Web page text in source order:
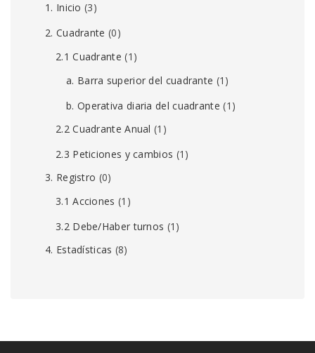
1. Inicio (3)
2. Cuadrante (0)
2.1 Cuadrante (1)
a. Barra superior del cuadrante (1)
b. Operativa diaria del cuadrante (1)
2.2 Cuadrante Anual (1)
2.3 Peticiones y cambios (1)
3. Registro (0)
3.1 Acciones (1)
3.2 Debe/Haber turnos (1)
4. Estadísticas (8)